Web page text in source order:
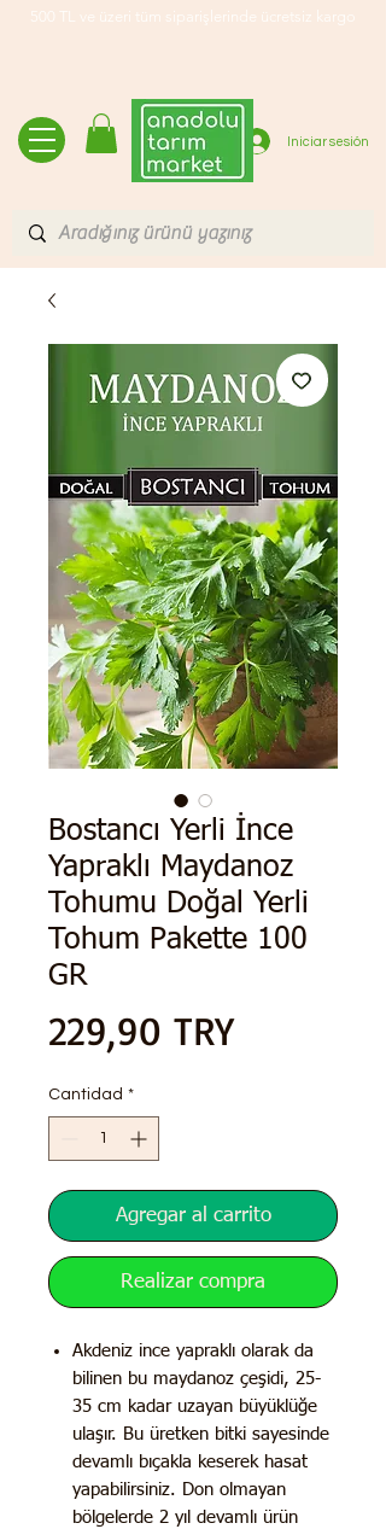
500 TL ve üzeri tüm siparişlerinde ücretsiz kargo
Iniciar sesión
Bostancı Yerli İnce
Yapraklı Maydanoz
Tohumu Doğal Yerli
Tohum Pakette 100
GR
229,90 TRYPrecio
Cantidad *
Agregar al carrito
Realizar compra
Akdeniz ince yapraklı olarak da
bilinen bu maydanoz çeşidi, 25-
35 cm kadar uzayan büyüklüğe
ulaşır. Bu üretken bitki sayesinde
devamlı bıçakla keserek hasat
yapabilirsiniz. Don olmayan
bölgelerde 2 yıl devamlı ürün